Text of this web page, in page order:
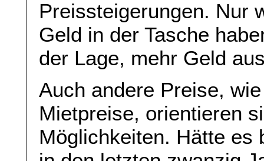
Preissteigerungen. Nur
Geld in der Tasche
der Lage, mehr Geld
Auch andere Preise,
Mietpreise, orientieren
Möglichkeiten. Hätte es